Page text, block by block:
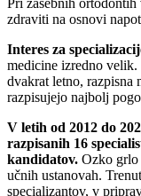
zdraviti na osnovi
Interes za
medicine izredno velik.
dvakrat letno, razpisna
razpisujejo najbolj
V letih od 2012 do
razpisanih 16
kandidatov. Ozko grlo
učnih ustanovah.
specializantov, v